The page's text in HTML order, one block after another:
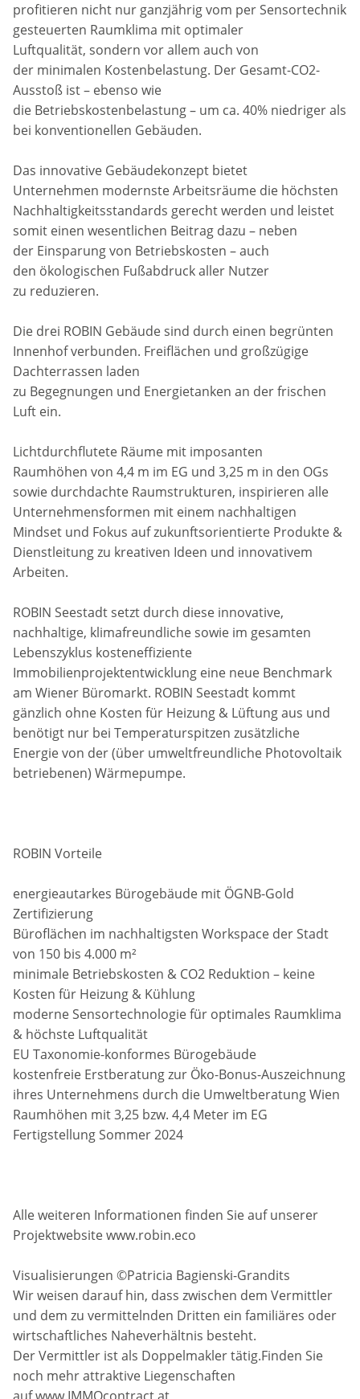
profitieren nicht nur ganzjährig vom per Sensortechnik
gesteuerten Raumklima mit optimaler
Luftqualität, sondern vor allem auch von
der minimalen Kostenbelastung. Der Gesamt-CO2-
Ausstoß ist – ebenso wie
die Betriebskostenbelastung – um ca. 40% niedriger als
bei konventionellen Gebäuden.
Das innovative Gebäudekonzept bietet
Unternehmen modernste Arbeitsräume die höchsten
Nachhaltigkeitsstandards gerecht werden und leistet
somit einen wesentlichen Beitrag dazu – neben
der Einsparung von Betriebskosten – auch
den ökologischen Fußabdruck aller Nutzer
zu reduzieren.
Die drei ROBIN Gebäude sind durch einen begrünten
Innenhof verbunden. Freiflächen und großzügige
Dachterrassen laden
zu Begegnungen und Energietanken an der frischen
Luft ein.
Lichtdurchflutete Räume mit imposanten
Raumhöhen von 4,4 m im EG und 3,25 m in den OGs
sowie durchdachte Raumstrukturen, inspirieren alle
Unternehmensformen mit einem nachhaltigen
Mindset und Fokus auf zukunftsorientierte Produkte &
Dienstleitung zu kreativen Ideen und innovativem
Arbeiten.
ROBIN Seestadt setzt durch diese innovative,
nachhaltige, klimafreundliche sowie im gesamten
Lebenszyklus kosteneffiziente
Immobilienprojektentwicklung eine neue Benchmark
am Wiener Büromarkt. ROBIN Seestadt kommt
gänzlich ohne Kosten für Heizung & Lüftung aus und
benötigt nur bei Temperaturspitzen zusätzliche
Energie von der (über umweltfreundliche Photovoltaik
betriebenen) Wärmepumpe.
ROBIN Vorteile
energieautarkes Bürogebäude mit ÖGNB-Gold
Zertifizierung
Büroflächen im nachhaltigsten Workspace der Stadt
von 150 bis 4.000 m²
minimale Betriebskosten & CO2 Reduktion – keine
Kosten für Heizung & Kühlung
moderne Sensortechnologie für optimales Raumklima
& höchste Luftqualität
EU Taxonomie-konformes Bürogebäude
kostenfreie Erstberatung zur Öko-Bonus-Auszeichnung
ihres Unternehmens durch die Umweltberatung Wien
Raumhöhen mit 3,25 bzw. 4,4 Meter im EG
Fertigstellung Sommer 2024
Alle weiteren Informationen finden Sie auf unserer
Projektwebsite www.robin.eco
Visualisierungen ©Patricia Bagienski-Grandits
Wir weisen darauf hin, dass zwischen dem Vermittler
und dem zu vermittelnden Dritten ein familiäres oder
wirtschaftliches Naheverhältnis besteht.
Der Vermittler ist als Doppelmakler tätig.Finden Sie
noch mehr attraktive Liegenschaften